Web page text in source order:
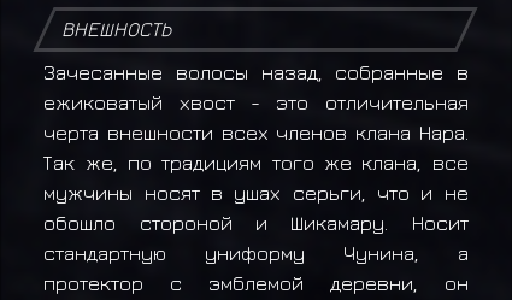
ВНЕШНОСТЬ
Зачесанные волосы назад, собранные в
ежиковатый хвост - это отличительная
черта внешности всех членов клана Нара.
Так же, по традициям того же клана, все
мужчины носят в ушах серьги, что и не
обошло стороной и Шикамару. Носит
стандартную униформу Чунина, а
протектор с эмблемой деревни, он